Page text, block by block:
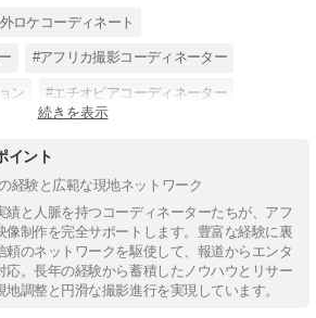
ロケコーディネート
#アフリカ撮影コーディネーター
ン #エチオピアコーディネーター
続きを表示
イント
経験と広範な現地ネットワーク
績と人脈を持つコーディネーターたちが、アフ
像制作を完全サポートします。豊富な経験に裏
頼のネットワークを駆使して、報道からエンタ
応。長年の経験から蓄積したノウハウとリサー
調整と円滑な撮影進行を実現しています。